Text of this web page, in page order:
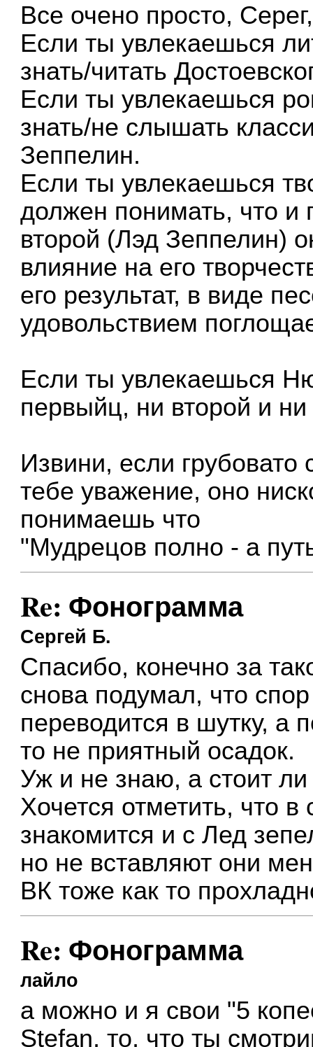
Все очено просто, Серег,
Если ты увлекаешься
знать/читать
Если ты увлекаешься
знать/не слышать
Зеппелин.
Если ты увлекаешься
должен понимать, что и
второй (Лэд Зеппелин)
влияние на его
его результат, в виде
удовольствием
Если ты увлекаешься
первыйц, ни второй и
Извини, если
тебе уважение, оно
понимаешь что
"Мудрецов полно - а
Re: Фонограмма
Сергей Б.
Спасибо, конечно за
снова подумал, что
переводится в шутку, а
то не приятный осадок.
Уж и не знаю, а стоит
Хочется отметить, что
знакомится и с Лед
но не вставляют они
ВК тоже как то
Re: Фонограмма
лайло
а можно и я свои "5
Stefan, то, что ты